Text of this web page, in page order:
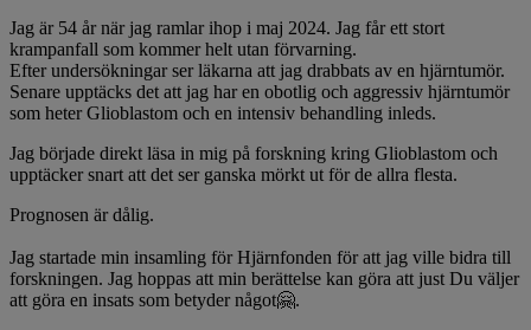
Jag är 54 år när jag ramlar ihop i maj 2024. Jag får ett stort
krampanfall som kommer helt utan förvarning.
Efter undersökningar ser läkarna att jag drabbats av en hjärntumör.
Senare upptäcks det att jag har en obotlig och aggressiv hjärntumör
som heter Glioblastom och en intensiv behandling inleds.
Jag började direkt läsa in mig på forskning kring Glioblastom och
upptäcker snart att det ser ganska mörkt ut för de allra flesta.
Prognosen är dålig.
Jag startade min insamling för Hjärnfonden för att jag ville bidra till
forskningen. Jag hoppas att min berättelse kan göra att just Du väljer
att göra en insats som betyder något🤗.